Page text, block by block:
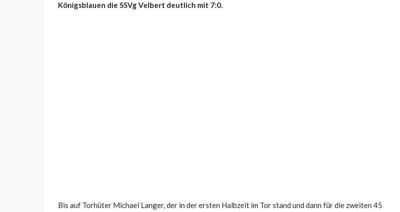
Königsblauen die SSVg Velbert deutlich mit 7:0.
Bis auf Torhüter Michael Langer, der in der ersten Halbzeit im Tor stand und dann für die zweiten 45